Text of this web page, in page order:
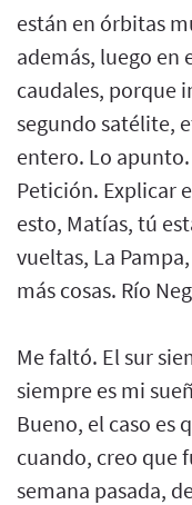
están en órbitas
además, luego en
caudales, porque
segundo satélite,
entero. Lo
Petición. Explicar
esto, Matías, tú
vueltas, La
más cosas. Río
Me faltó. El sur
siempre es mi
Bueno, el caso es
cuando, creo que
semana pasada,